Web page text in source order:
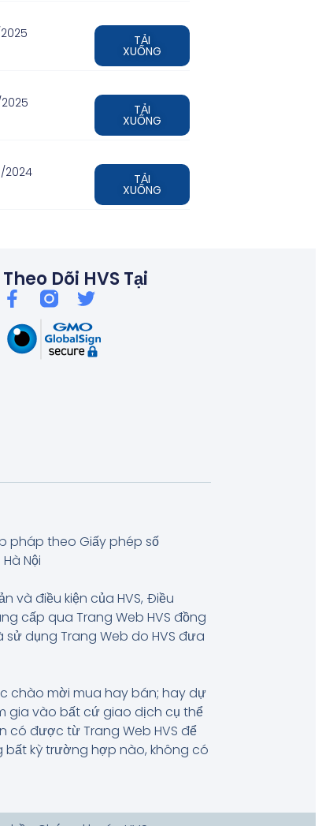
TẢI
XUỐNG
TẢI
XUỐNG
2024 TẢI
XUỐNG
Theo Dõi HVS Tại
pháp theo Giấy phép số
Nội
và điều kiện của HVS, Điều
cấp qua Trang Web HVS đồng
dụng Trang Web do HVS đưa
chào mời mua hay bán; hay dự
gia vào bất cứ giao dịch cụ thể
được từ Trang Web HVS để
bất kỳ trường hợp nào, không có